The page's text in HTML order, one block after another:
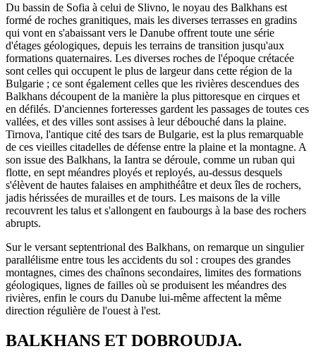
Du bassin de Sofia à celui de Slivno, le noyau des Balkhans est
formé de roches granitiques, mais les diverses terrasses en gradins
qui vont en s'abaissant vers le Danube offrent toute une série
d'étages géologiques, depuis les terrains de transition jusqu'aux
formations quaternaires. Les diverses roches de l'époque crétacée
sont celles qui occupent le plus de largeur dans cette région de la
Bulgarie ; ce sont également celles que les rivières descendues des
Balkhans découpent de la manière la plus pittoresque en cirques et
en défilés. D'anciennes forteresses gardent les passages de toutes ces
vallées, et des villes sont assises à leur débouché dans la plaine.
Tirnova, l'antique cité des tsars de Bulgarie, est la plus remarquable
de ces vieilles citadelles de défense entre la plaine et la montagne. A
son issue des Balkhans, la Iantra se déroule, comme un ruban qui
flotte, en sept méandres ployés et reployés, au-dessus desquels
s'élèvent de hautes falaises en amphithéâtre et deux îles de rochers,
jadis hérissées de murailles et de tours. Les maisons de la ville
recouvrent les talus et s'allongent en faubourgs à la base des rochers
abrupts.
Sur le versant septentrional des Balkhans, on remarque un singulier
parallélisme entre tous les accidents du sol : croupes des grandes
montagnes, cimes des chaînons secondaires, limites des formations
géologiques, lignes de failles où se produisent les méandres des
rivières, enfin le cours du Danube lui-même affectent la même
direction régulière de l'ouest à l'est.
BALKHANS ET DOBROUDJA.